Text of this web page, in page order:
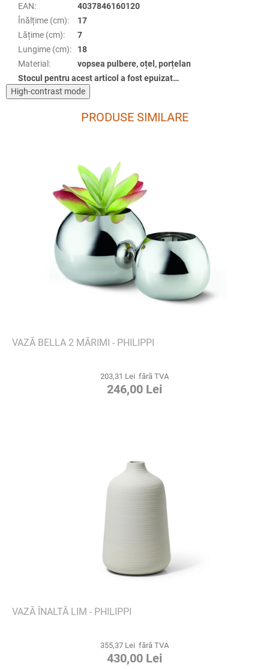
EAN:
4037846160120
Înălțime (cm):
17
Lățime (cm):
7
Lungime (cm):
18
Material :
vopsea pulbere, oțel, porțelan
Stocul pentru acest articol a fost epuizat…
High-contrast mode
PRODUSE SIMILARE
VAZĂ BELLA 2 MĂRIMI - PHILIPPI
203,31 Lei fără TVA
246,00 Lei
VAZĂ ÎNALTĂ LIM - PHILIPPI
355,37 Lei fără TVA
430,00 Lei